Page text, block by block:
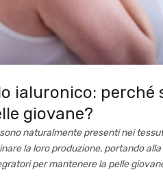
ialuronico:
giovane?
naturalmente presenti nei
la loro produzione, portando
per mantenere la pelle